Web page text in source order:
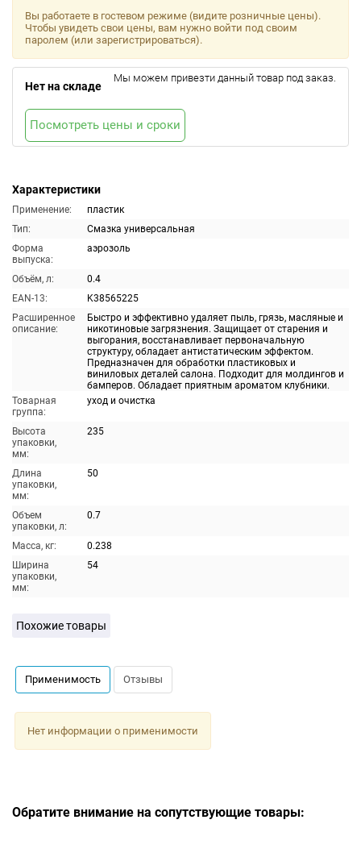
Характеристики
Применение:
пластик
Тип:
Смазка универсальная
Форма
выпуска:
аэрозоль
Объём, л:
0.4
EAN-13:
K38565225
Расширенное
описание:
Быстро и эффективно удаляет пыль, грязь, масляные и
никотиновые загрязнения. Защищает от старения и
выгорания, восстанавливает первоначальную
структуру, обладает антистатическим эффектом.
Предназначен для обработки пластиковых и
виниловых деталей салона. Подходит для молдингов и
бамперов. Обладает приятным ароматом клубники.
Товарная
группа:
уход и очистка
Высота
упаковки,
мм:
235
Длина
упаковки,
мм:
50
Объем
упаковки, л:
0.7
Масса, кг:
0.238
Ширина
упаковки,
мм:
54
Вы работаете в гостевом режиме (видите розничные цены).
Чтобы увидеть свои цены, вам нужно войти под своим
паролем (или зарегистрироваться).
Нет на складе
Мы можем привезти данный товар под заказ.
Посмотреть цены и сроки
Похожие товары
Применимость Отзывы
Нет информации о применимости
Обратите внимание на сопутствующие товары: